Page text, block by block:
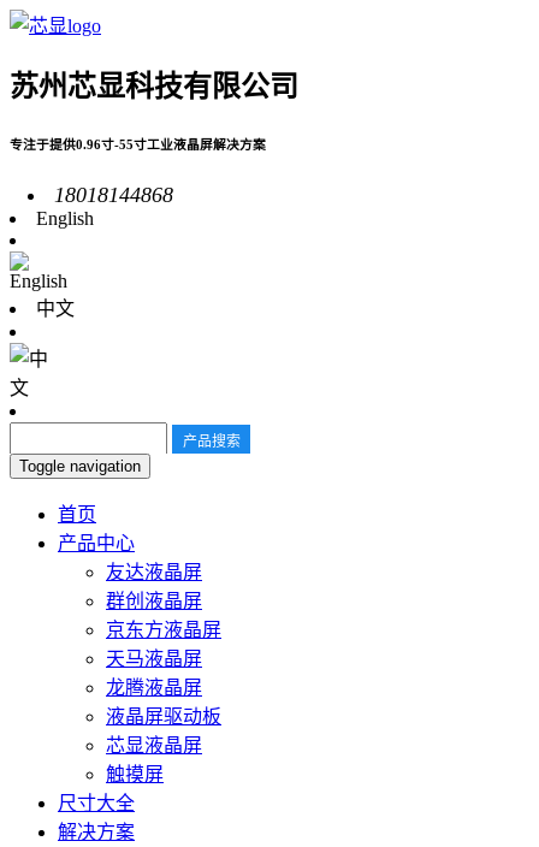
苏州芯显科技有限公司
专注于提供0.96寸-55寸工业液晶屏解决方案
18018144868
English
中文
Toggle navigation
首页
产品中心
友达液晶屏
群创液晶屏
京东方液晶屏
天马液晶屏
龙腾液晶屏
液晶屏驱动板
芯显液晶屏
触摸屏
尺寸大全
解决方案